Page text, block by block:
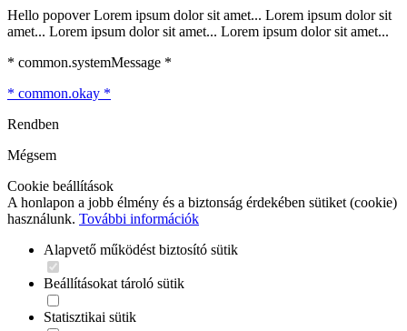
Hello popover Lorem ipsum dolor sit amet... Lorem ipsum dolor sit
amet... Lorem ipsum dolor sit amet... Lorem ipsum dolor sit amet...
* common.systemMessage *
* common.okay *
Rendben
Mégsem
Cookie beállítások
A honlapon a jobb élmény és a biztonság érdekében sütiket (cookie)
használunk. További információk
Alapvető működést biztosító sütik
Beállításokat tároló sütik
Statisztikai sütik